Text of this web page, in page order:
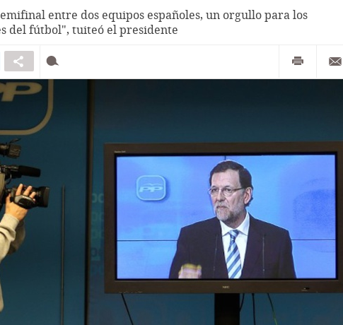
entre dos equipos españoles, un orgullo para los
del fútbol", tuiteó el presidente